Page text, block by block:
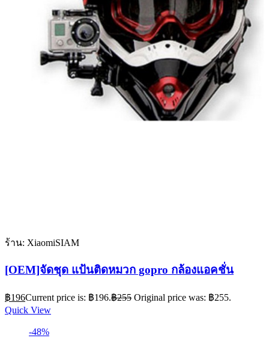
ร้าน: XiaomiSIAM
[OEM]จัดชุด แป้นติดหมวก gopro กล้องแอคชั่น
฿196Current price is: ฿196.฿255 Original price was: ฿255.
Quick View
-48%